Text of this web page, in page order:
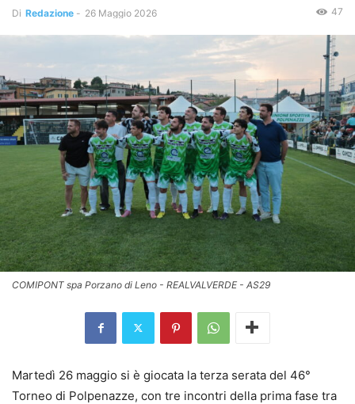
Di Redazione - 26 Maggio 2026 47
COMIPONT spa Porzano di Leno - REALVALVERDE - AS29
Martedì 26 maggio si è giocata la terza serata del 46°
Torneo di Polpenazze, con tre incontri della prima fase tra